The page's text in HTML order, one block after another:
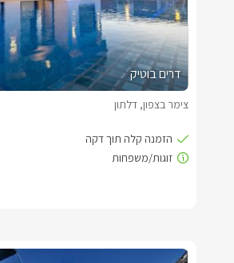
דרים בוטיק
צימר בצפון, דלתון